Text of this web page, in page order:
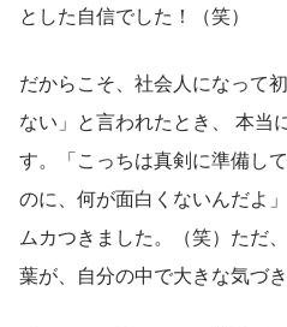
とした自信でした！（笑）
だからこそ、社会人になって
ない」と言われたとき、 本当
す。「こっちは真剣に準備し
のに、何が面白くないんだよ
ムカつきました。（笑）ただ
葉が、自分の中で大きな気づき